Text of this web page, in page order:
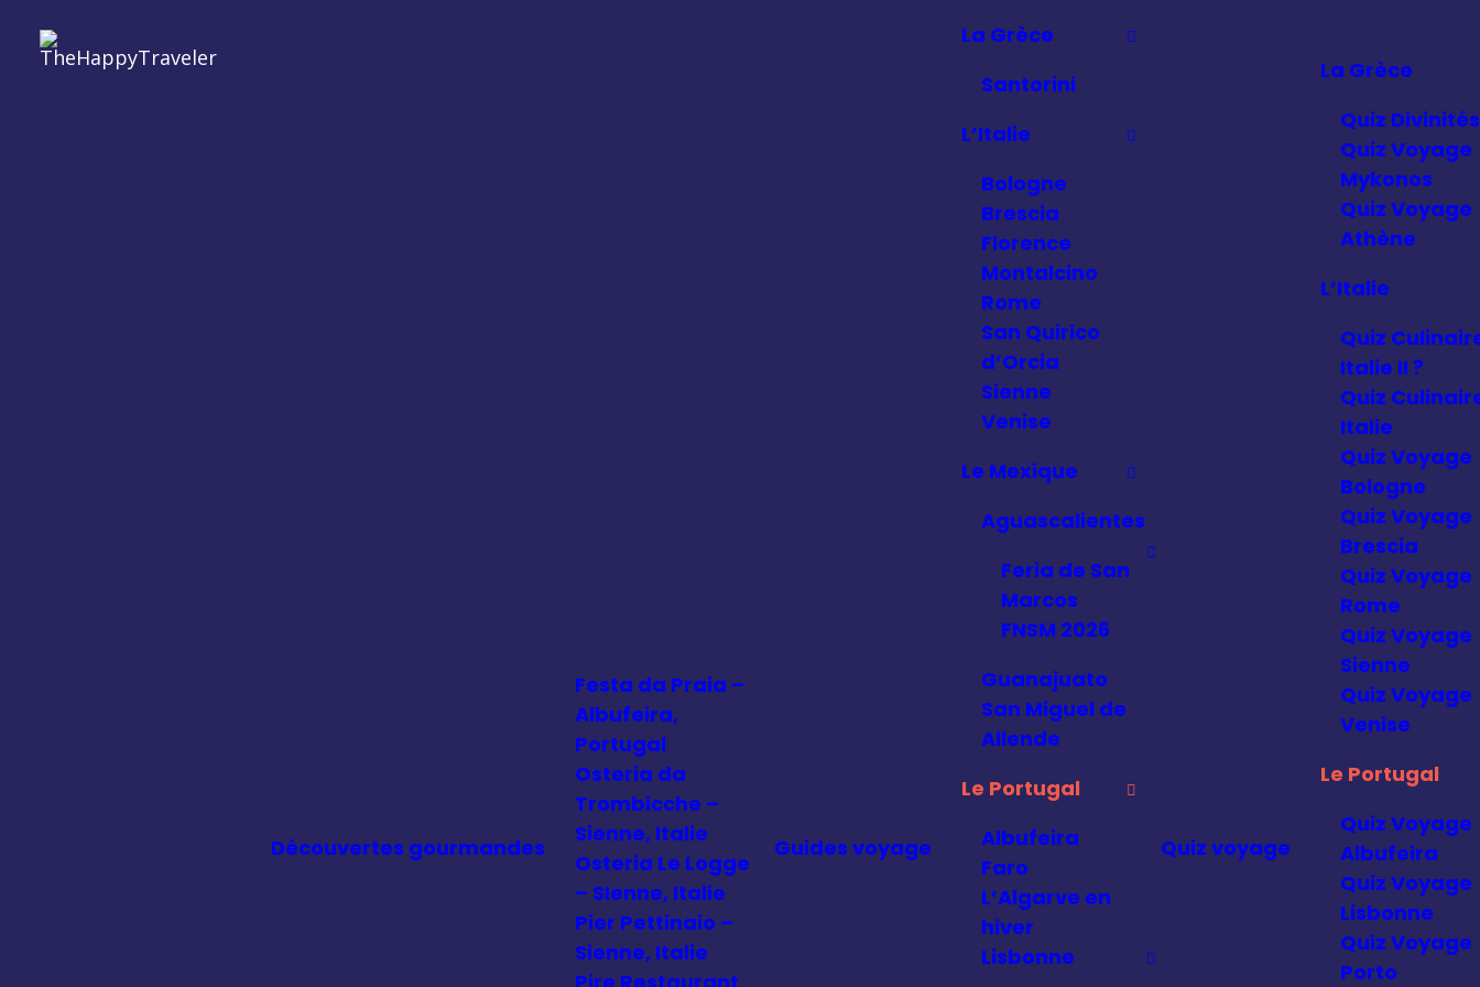
Découvertes gourmandes
Festa da Praia –
Albufeira,
Portugal
Osteria da
Trombicche –
Sienne, Italie
Osteria Le Logge
– SIenne, Italie
Pier Pettinaio –
Sienne, Italie
Pire Restaurant
Guides voyage
La Grèce
Santorini
L’Italie
Bologne
Brescia
Florence
Montalcino
Rome
San Quirico
d’Orcia
Sienne
Venise
Le Mexique
Aguascalientes
Feria de San
Marcos
FNSM 2026
Guanajuato
San Miguel de
Allende
Le Portugal
Albufeira
Faro
L’Algarve en
hiver
Lisbonne
Quiz voyage
La Grèce
Quiz Divinités
Quiz Voyage
Mykonos
Quiz Voyage
Athène
L’Italie
Quiz
Italie II ?
Quiz
Italie
Quiz Voyage
Bologne
Quiz Voyage
Brescia
Quiz Voyage
Rome
Quiz Voyage
Sienne
Quiz Voyage
Venise
Le Portugal
Quiz Voyage
Albufeira
Quiz Voyage
Lisbonne
Quiz Voyage
Porto